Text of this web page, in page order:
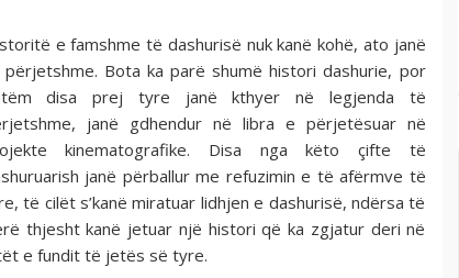
e famshme të dashurisë nuk kanë kohë, ato janë
Bota ka parë shumë histori dashurie, por
disa prej tyre janë kthyer në legjenda të
janë gdhendur në libra e përjetësuar në
kinematografike. Disa nga këto çifte të
janë përballur me refuzimin e të afërmve të
të cilët s’kanë miratuar lidhjen e dashurisë, ndërsa të
thjesht kanë jetuar një histori që ka zgjatur deri në
e fundit të jetës së tyre.